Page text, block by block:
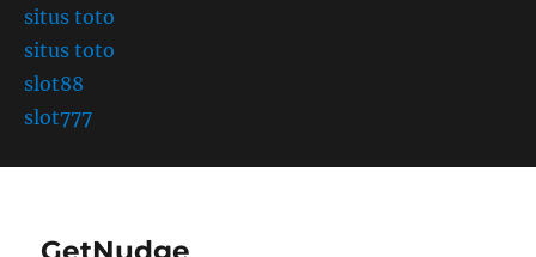
situs toto
situs toto
slot88
slot777